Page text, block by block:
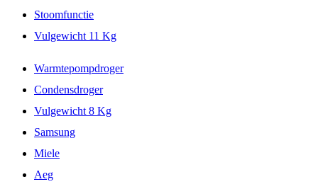
Stoomfunctie
Vulgewicht 11 Kg
Warmtepompdroger
Condensdroger
Vulgewicht 8 Kg
Samsung
Miele
Aeg